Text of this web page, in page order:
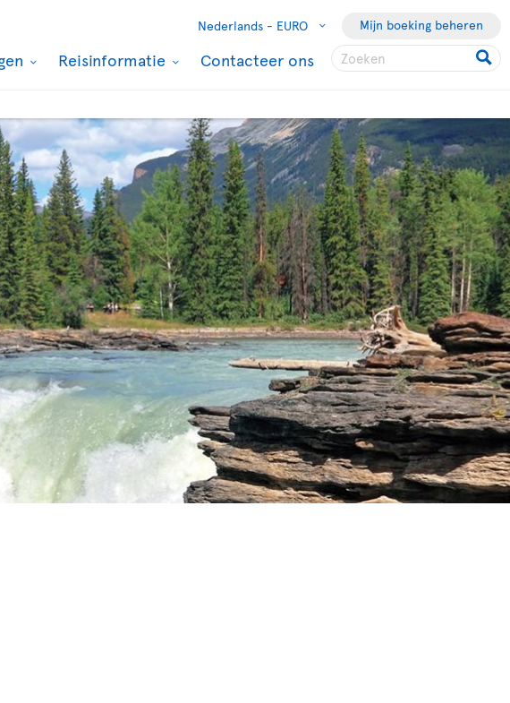
Nederlands - EURO Mijn boeking beheren
Reisinformatie Contacteer ons